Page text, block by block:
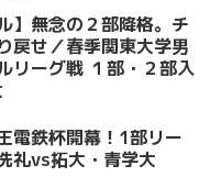
】無念の２部降格。チ
戻せ／春季関東大学男
リーグ戦 １部・２部入
電鉄杯開幕！1部リー
礼vs拓大・青学大